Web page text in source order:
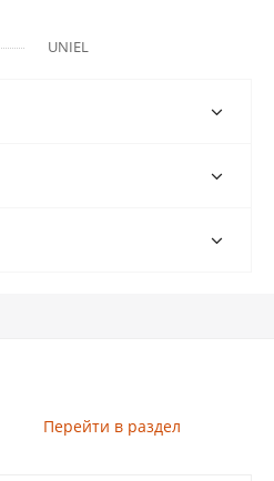
UNIEL
Перейти в раздел